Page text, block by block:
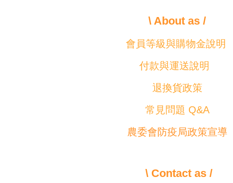
\ About as /
會員等級與購物金說明
付款與運送說明
退換貨政策
常見問題 Q&A
農委會防疫局政策宣導
\ Contact as /